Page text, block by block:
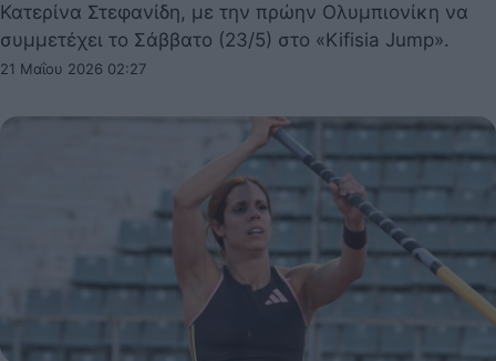
Κατερίνα Στεφανίδη, με την πρώην Ολυμπιονίκη να
συμμετέχει το Σάββατο (23/5) στο «Kifisia Jump».
21 Μαΐου 2026 02:27